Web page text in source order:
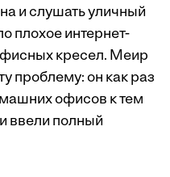
и слушать уличный
плохое интернет-
кресел. Меир
проблему: он как раз
офисов к тем
ввели полный